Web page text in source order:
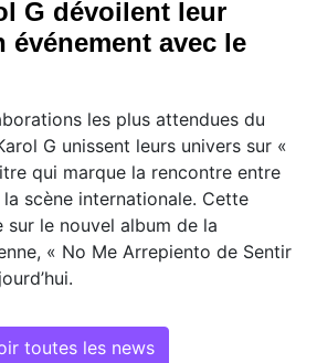
G dévoilent leur
avec le
les plus attendues du
G unissent leurs univers sur «
qui marque la rencontre entre
scène internationale. Cette
le nouvel album de la
« No Me Arrepiento de Sentir
toutes les news